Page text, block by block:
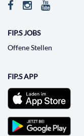
FIP.S JOBS
Offene Stellen
FIP.S APP